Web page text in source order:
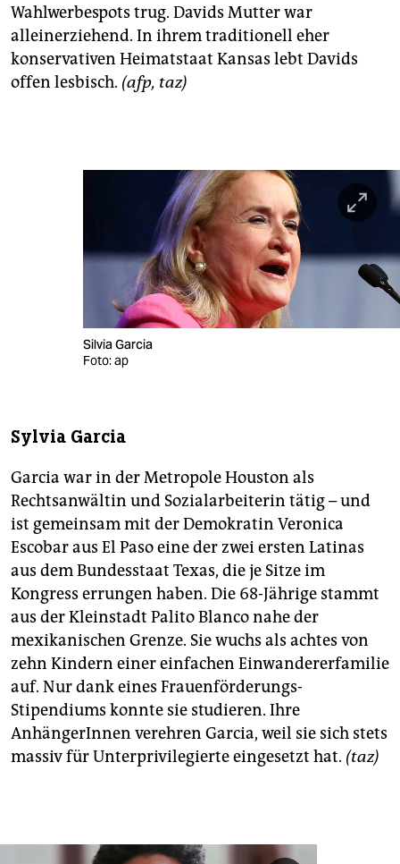
Wahlwerbespots trug. Davids Mutter war
alleinerziehend. In ihrem traditionell eher
konservativen Heimatstaat Kansas lebt Davids
offen lesbisch. (afp, taz)
Silvia Garcia
Foto: ap
Sylvia Garcia
Garcia war in der Metropole Houston als
Rechtsanwältin und Sozial­arbeiterin tätig – und
ist gemeinsam mit der Demokratin Veronica
Escobar aus El Paso eine der zwei ersten Latinas
aus dem Bundesstaat Texas, die je Sitze im
Kongress errungen haben. Die 68-Jährige stammt
aus der Kleinstadt Palito Blanco nahe der
mexikanischen Grenze. Sie wuchs als achtes von
zehn Kindern einer einfachen Einwandererfamilie
auf. Nur dank eines Frauenförderungs-
Stipendiums konnte sie studieren. Ihre
AnhängerInnen verehren Garcia, weil sie sich stets
massiv für Unterprivilegierte eingesetzt hat. (taz)